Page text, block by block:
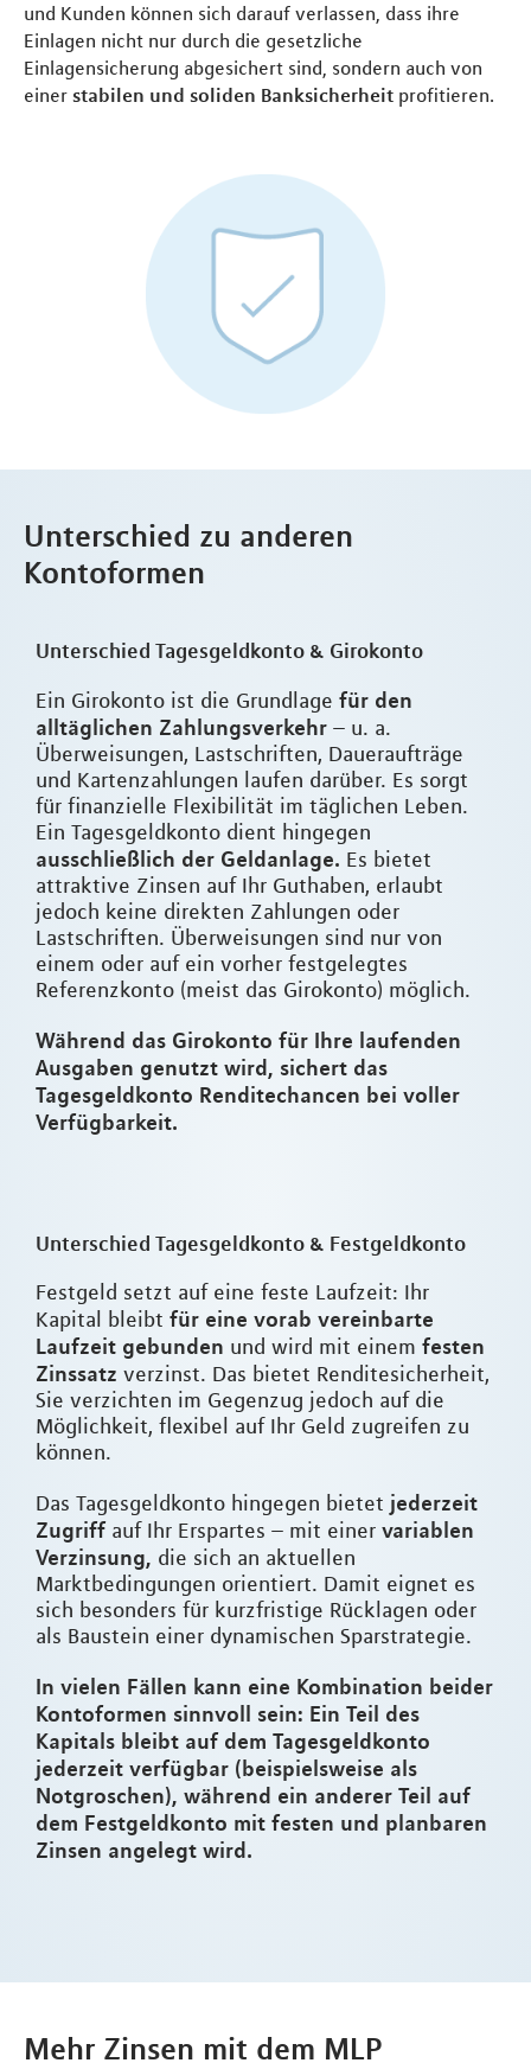
und Kunden können sich darauf verlassen, dass ihre
Einlagen nicht nur durch die gesetzliche
Einlagensicherung abgesichert sind, sondern auch von
einer stabilen und soliden Banksicherheit profitieren.
Unterschied zu anderen
Kontoformen
Unterschied Tagesgeldkonto & Girokonto
Ein Girokonto ist die Grundlage für den
alltäglichen Zahlungsverkehr – u. a.
Überweisungen, Lastschriften, Daueraufträge
und Kartenzahlungen laufen darüber. Es sorgt
für finanzielle Flexibilität im täglichen Leben.
Ein Tagesgeldkonto dient hingegen
ausschließlich der Geldanlage. Es bietet
attraktive Zinsen auf Ihr Guthaben, erlaubt
jedoch keine direkten Zahlungen oder
Lastschriften. Überweisungen sind nur von
einem oder auf ein vorher festgelegtes
Referenzkonto (meist das Girokonto) möglich.
Während das Girokonto für Ihre laufenden
Ausgaben genutzt wird, sichert das
Tagesgeldkonto Renditechancen bei voller
Verfügbarkeit.
Unterschied Tagesgeldkonto & Festgeldkonto
Festgeld setzt auf eine feste Laufzeit: Ihr
Kapital bleibt für eine vorab vereinbarte
Laufzeit gebunden und wird mit einem festen
Zinssatz verzinst. Das bietet Renditesicherheit,
Sie verzichten im Gegenzug jedoch auf die
Möglichkeit, flexibel auf Ihr Geld zugreifen zu
können.
Das Tagesgeldkonto hingegen bietet jederzeit
Zugriffauf Ihr Erspartes – mit einer variablen
Verzinsung, die sich an aktuellen
Marktbedingungen orientiert. Damit eignet es
sich besonders für kurzfristige Rücklagen oder
als Baustein einer dynamischen Sparstrategie.
In vielen Fällen kann eine Kombination beider
Kontoformen sinnvoll sein: Ein Teil des
Kapitals bleibt auf dem Tagesgeldkonto
jederzeit verfügbar (beispielsweise als
Notgroschen), während ein anderer Teil auf
dem Festgeldkonto mit festen und planbaren
Zinsen angelegt wird.
Mehr Zinsen mit dem MLP